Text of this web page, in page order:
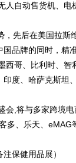
人自动售货机、
先后在美国拉
品牌的同时，精
西哥、比利时、
度、哈萨克斯坦
,将与多家跨境
、乐天、eMAG
保健用品展）